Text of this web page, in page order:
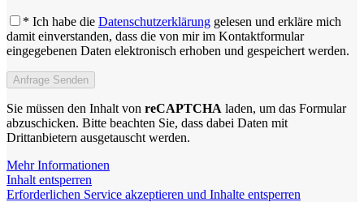
* Ich habe die Datenschutzerklärung gelesen und erkläre mich
damit einverstanden, dass die von mir im Kontaktformular
eingegebenen Daten elektronisch erhoben und gespeichert werden.
Sie müssen den Inhalt von reCAPTCHA laden, um das Formular
abzuschicken. Bitte beachten Sie, dass dabei Daten mit
Drittanbietern ausgetauscht werden.
Mehr Informationen
Inhalt entsperren
Erforderlichen Service akzeptieren und Inhalte entsperren